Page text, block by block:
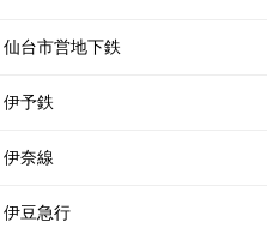
仙台市営地下鉄
伊予鉄
伊奈線
伊豆急行